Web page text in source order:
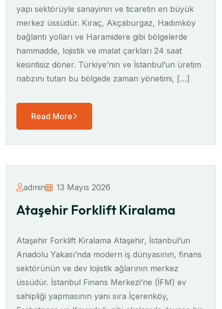
yapı sektörüyle sanayinin ve ticaretin en büyük
merkez üssüdür. Kıraç, Akçaburgaz, Hadımköy
bağlantı yolları ve Haramidere gibi bölgelerde
hammadde, lojistik ve imalat çarkları 24 saat
kesintisiz döner. Türkiye’nin ve İstanbul’un üretim
nabzını tutan bu bölgede zaman yönetimi, […]
Read More
admin 13 Mayıs 2026
Ataşehir Forklift Kiralama
Ataşehir Forklift Kiralama Ataşehir, İstanbul’un
Anadolu Yakası’nda modern iş dünyasının, finans
sektörünün ve dev lojistik ağlarının merkez
üssüdür. İstanbul Finans Merkezi’ne (İFM) ev
sahipliği yapmasının yanı sıra İçerenköy,